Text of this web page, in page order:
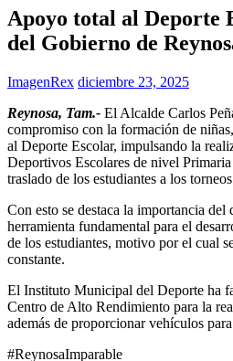
Apoyo total al Deporte
del Gobierno de
ImagenRex diciembre 23, 2025
Reynosa, Tam.- El Alcalde Carlos
compromiso con la formación de
al Deporte Escolar, impulsando la
Deportivos Escolares de nivel
traslado de los estudiantes a los
Con esto se destaca la importancia del
herramienta fundamental para el
de los estudiantes, motivo por el cual
constante.
El Instituto Municipal del Deporte ha
Centro de Alto Rendimiento para la
además de proporcionar vehículos
#ReynosaImparable